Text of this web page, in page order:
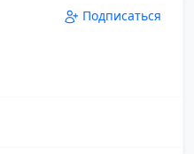
Подписаться